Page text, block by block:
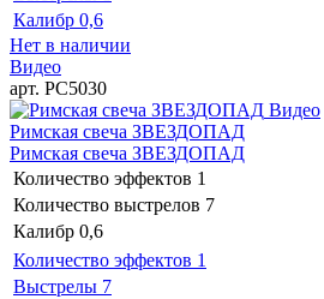
Калибр 0,6
Нет в наличии
Видео
арт. РС5030
Видео
Римская свеча ЗВЕЗДОПАД
Римская свеча ЗВЕЗДОПАД
Количество эффектов 1
Количество выстрелов 7
Калибр 0,6
Количество эффектов 1
Выстрелы 7